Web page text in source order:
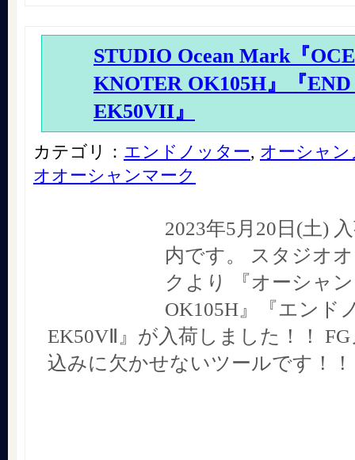
STUDIO Ocean Mark『
KNOTER OK105H』『
EK50VII』
カテゴリ： エンドノッター, オーシャ
オオーシャンマーク
2023年5月20日(土)
内です。 スタジオ
クより 『オーシャ
OK105H』『エンド
EK50VⅡ』が入荷しました！！
込みに欠かせないツールです！